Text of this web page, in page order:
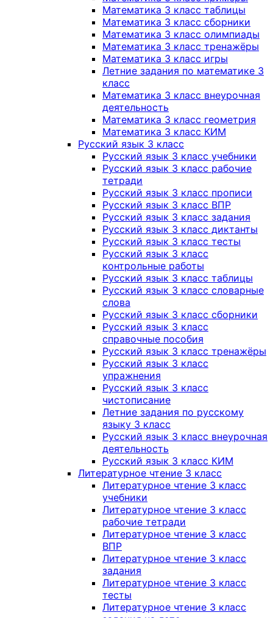
Математика 3 класс таблицы
Математика 3 класс сборники
Математика 3 класс олимпиады
Математика 3 класс тренажёры
Математика 3 класс игры
Летние задания по математике 3
класс
Математика 3 класс внеурочная
деятельность
Математика 3 класс геометрия
Математика 3 класс КИМ
Русский язык 3 класс
Русский язык 3 класс учебники
Русский язык 3 класс рабочие
тетради
Русский язык 3 класс прописи
Русский язык 3 класс ВПР
Русский язык 3 класс задания
Русский язык 3 класс диктанты
Русский язык 3 класс тесты
Русский язык 3 класс
контрольные работы
Русский язык 3 класс таблицы
Русский язык 3 класс словарные
слова
Русский язык 3 класс сборники
Русский язык 3 класс
справочные пособия
Русский язык 3 класс тренажёры
Русский язык 3 класс
упражнения
Русский язык 3 класс
чистописание
Летние задания по русскому
языку 3 класс
Русский язык 3 класс внеурочная
деятельность
Русский язык 3 класс КИМ
Литературное чтение 3 класс
Литературное чтение 3 класс
учебники
Литературное чтение 3 класс
рабочие тетради
Литературное чтение 3 класс
ВПР
Литературное чтение 3 класс
задания
Литературное чтение 3 класс
тесты
Литературное чтение 3 класс